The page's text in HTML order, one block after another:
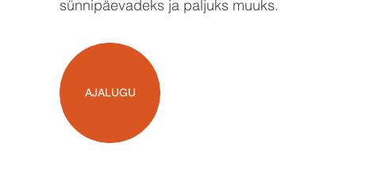
sünnipäevadeks ja paljuks muuks.
AJALUGU